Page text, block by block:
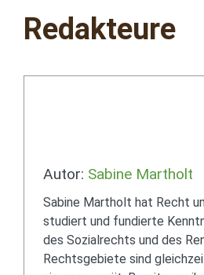
Redakteure
Autor: Sabine Martholt
Sabine Martholt hat Recht
studiert und fundierte
des Sozialrechts und des
Rechtsgebiete sind